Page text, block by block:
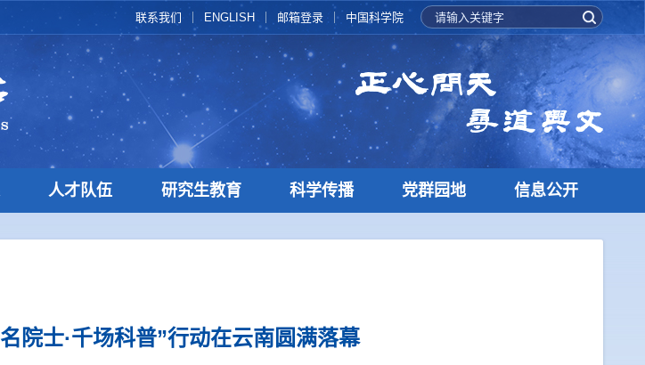
联系我们 ENGLISH 邮箱登录 中国科学院
人才队伍 研究生教育 科学传播 党群园地 信息公开
士·千场科普”行动在云南圆满落幕